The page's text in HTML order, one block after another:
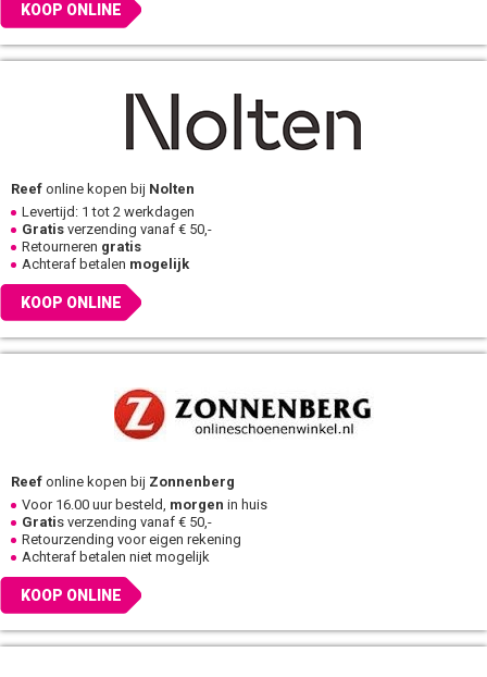
KOOP ONLINE
Reef online kopen bij Nolten
Levertijd: 1 tot 2 werkdagen
Gratis verzending vanaf € 50,-
Retourneren gratis
Achteraf betalen mogelijk
KOOP ONLINE
Reef online kopen bij Zonnenberg
Voor 16.00 uur besteld, morgen in huis
Gratis verzending vanaf € 50,-
Retourzending voor eigen rekening
Achteraf betalen niet mogelijk
KOOP ONLINE